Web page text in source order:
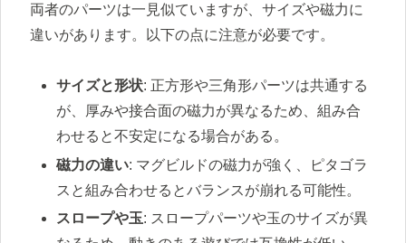
両者のパーツは一見似ていますが、サイズや磁力に
違いがあります。以下の点に注意が必要です。
サイズと形状: 正方形や三角形パーツは共通する
が、厚みや接合面の磁力が異なるため、組み合
わせると不安定になる場合がある。
磁力の違い: マグビルドの磁力が強く、ピタゴラ
スと組み合わせるとバランスが崩れる可能性。
スロープや玉: スロープパーツや玉のサイズが異